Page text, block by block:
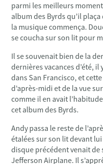
parmi les meilleurs
album des Byrds qu’il
la musique commença.
se coucha sur son lit pour
Il se souvenait bien de la
dernières vacances d’été,
dans San Francisco, et
d’après-midi et de la vue
comme il en avait
cet album des Byrds.
Andy passa le reste de
étalées sur son lit devant
disque précédent venait de
Jefferson Airplane. Il